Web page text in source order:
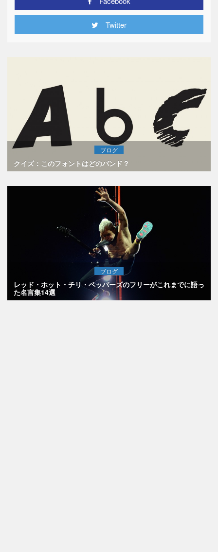
Twitter
ブログ
クイズ：このフォントはどのバンド？
ブログ
レッド・ホット・チリ・ペッパーズのフリーがこれまでに語っ
た名言集14選